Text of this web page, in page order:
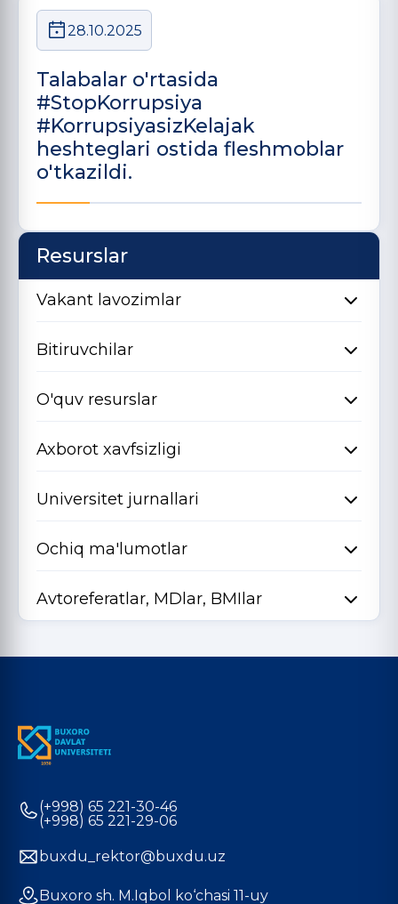
28.10.2025
Talabalar o'rtasida
#StopKorrupsiya
#KorrupsiyasizKelajak
heshteglari ostida fleshmoblar
o'tkazildi.
Resurslar
Vakant lavozimlar
Bitiruvchilar
O'quv resurslar
Axborot xavfsizligi
Universitet jurnallari
Ochiq ma'lumotlar
Avtoreferatlar, MDlar, BMIlar
(+998) 65 221-30-46
(+998) 65 221-29-06
buxdu_rektor@buxdu.uz
Buxoro sh. M.Iqbol ko‘chasi 11-uy